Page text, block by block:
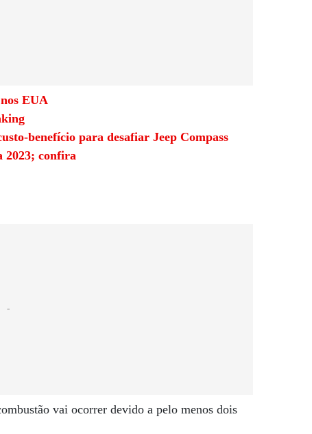
EUA
benefício para desafiar Jeep Compass
2023; confira
vai ocorrer devido a pelo menos dois